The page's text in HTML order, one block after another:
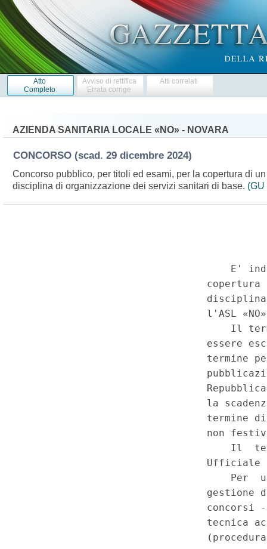
Atto
Completo
Avviso di rettifica
Errata corrige
Atti correlati
AZIENDA SANITARIA LOCALE «NO» - NOVARA
CONCORSO (scad. 29 dicembre 2024)
Concorso pubblico, per titoli ed esami, per la copertura di
disciplina di organizzazione dei servizi sanitari di base. (GU